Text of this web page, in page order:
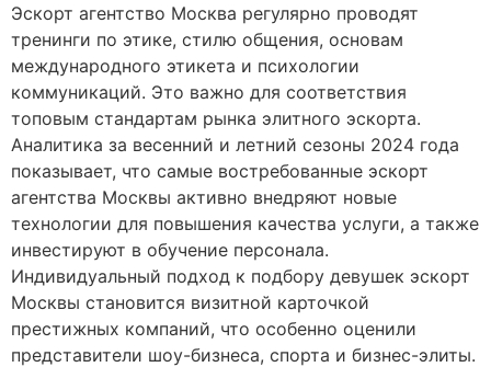
Эскорт агентство Москва регулярно проводят
тренинги по этике, стилю общения, основам
международного этикета и психологии
коммуникаций. Это важно для соответствия
топовым стандартам рынка элитного эскорта.
Аналитика за весенний и летний сезоны 2024 года
показывает, что самые востребованные эскорт
агентства Москвы активно внедряют новые
технологии для повышения качества услуги, а также
инвестируют в обучение персонала.
Индивидуальный подход к подбору девушек эскорт
Москвы становится визитной карточкой
престижных компаний, что особенно оценили
представители шоу-бизнеса, спорта и бизнес-элиты.